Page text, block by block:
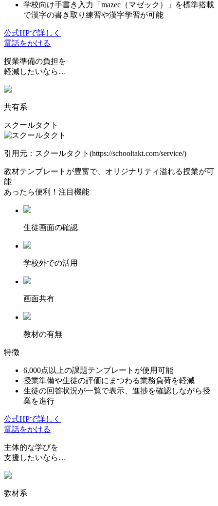
学校向け手書き入力「mazec（マゼック）」を標準搭載
で漢字の書き取り練習や漢字学習が可能
公式HPで詳しく
電話をかける
授業準備の負担を
軽減したいなら…
共有系
スクールタクト
引用元：スクールタクト(https://schooltakt.com/service/)
教材テンプレートが豊富で、オリジナリティ溢れる授業が可
能
あったら便利！注目機能
⽣徒画⾯の確認
学校外での活用
画面共有
教材の有無
特徴
6,000点以上の課題テンプレートが使用可能
授業準備や生徒の評価にまつわる業務負荷を軽減
生徒の回答状況が一覧で表示、進捗を確認しながら授
業を進行
公式HPで詳しく
電話をかける
主体的な学びを
支援したいなら…
教材系